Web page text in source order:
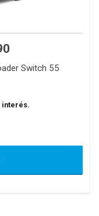
Switch 55
interés.